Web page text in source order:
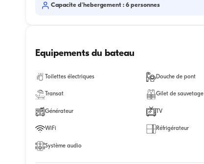
Capacite d'hebergement : 6 personnes
Equipements du bateau
Toilettes électriques Douche de pont
Transat Gilet de sauvetage
Générateur TV
WiFi Réfrigérateur
Système audio